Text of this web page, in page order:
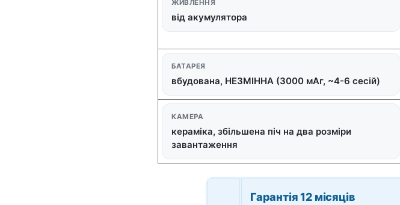
ЖИВЛЕННЯ
від акумулятора
БАТАРЕЯ
вбудована, НЕЗМІННА (3000 мАг, ~4-6 сесій)
КАМЕРА
кераміка, збільшена піч на два розміри
завантаження
Гарантія 12 місяців